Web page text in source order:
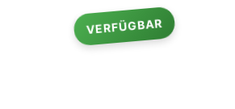
Angebot!
VERFÜGBAR